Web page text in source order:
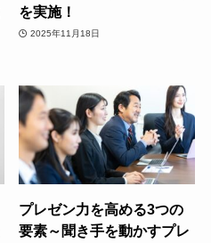
を実施！
2025年11月18日
プレゼン力を高める3つの
要素～聞き手を動かすプレ